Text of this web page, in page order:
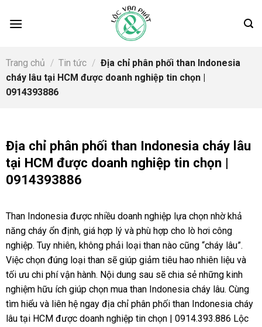
Trang chủ / Tin tức / Địa chỉ phân phối than Indonesia
cháy lâu tại HCM được doanh nghiệp tin chọn |
0914393886
Địa chỉ phân phối than Indonesia cháy lâu
tại HCM được doanh nghiệp tin chọn |
0914393886
Than Indonesia được nhiều doanh nghiệp lựa chọn nhờ khả
năng cháy ổn định, giá hợp lý và phù hợp cho lò hơi công
nghiệp. Tuy nhiên, không phải loại than nào cũng “cháy lâu”.
Việc chọn đúng loại than sẽ giúp giảm tiêu hao nhiên liệu và
tối ưu chi phí vận hành. Nội dung sau sẽ chia sẻ những kinh
nghiệm hữu ích giúp chọn mua than Indonesia cháy lâu. Cùng
tìm hiểu và liên hệ ngay địa chỉ phân phối than Indonesia cháy
lâu tại HCM được doanh nghiệp tin chọn | 0914.393.886 Lộc